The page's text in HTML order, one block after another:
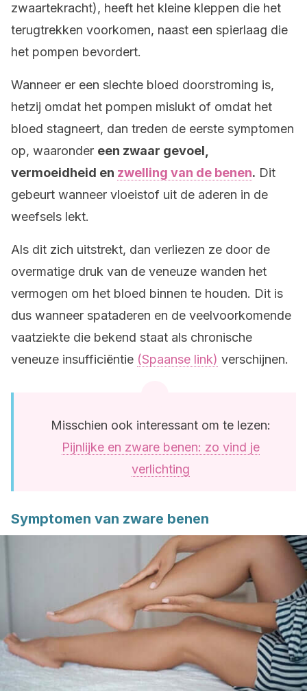
zwaartekracht), heeft het kleine kleppen die het
terugtrekken voorkomen, naast een spierlaag die
het pompen bevordert.
Wanneer er een slechte bloed doorstroming is,
hetzij omdat het pompen mislukt of omdat het
bloed stagneert, dan treden de eerste symptomen
op, waaronder een zwaar gevoel,
vermoeidheid en zwelling van de benen. Dit
gebeurt wanneer vloeistof uit de aderen in de
weefsels lekt.
Als dit zich uitstrekt, dan verliezen ze door de
overmatige druk van de veneuze wanden het
vermogen om het bloed binnen te houden. Dit is
dus wanneer spataderen en de veelvoorkomende
vaatziekte die bekend staat als chronische
veneuze insufficiëntie (Spaanse link) verschijnen.
Misschien ook interessant om te lezen:
Pijnlijke en zware benen: zo vind je
verlichting
Symptomen van zware benen